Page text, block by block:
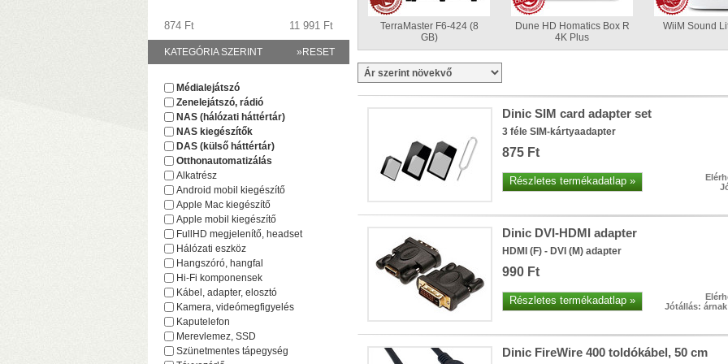
A TerraMaster-nél immár ez a minimum!
F2-425 és F4-425 NAS-szerverek: • Intel processzor
• 2,5 Gbit-es ethernet (+ SMB dual
Plusz teljesítmény komolyabb feladatokhoz!
F2-425 Plus és F4-425 Plus: • Intel processzor (hardveres
(tárhely és/vagy cache)
TerraMaster F6-424 (8
GB)
Dune HD Homatics Box R
4K Plus
WiiM Sound
Dinic SIM card adapter set
3 féle SIM-kártyaadapter
875 Ft
Részletes termékadatlap »
Dinic DVI-HDMI adapter
HDMI (F) - DVI (M) adapter
990 Ft
Részletes termékadatlap »
Jótállás:
Dinic FireWire 400 toldókábel, 50 cm
874 Ft 11 991 Ft
»RESET
KATEGÓRIA SZERINT
Médialejátszó
Zenelejátszó, rádió
NAS (hálózati háttértár)
NAS kiegészítők
DAS (külső háttértár)
Otthonautomatizálás
Alkatrész
Android mobil kiegészítő
Apple Mac kiegészítő
Apple mobil kiegészítő
FullHD megjelenítő, headset
Hálózati eszköz
Hangszóró, hangfal
Hi-Fi komponensek
Kábel, adapter, elosztó
Kamera, videómegfigyelés
Kaputelefon
Merevlemez, SSD
Szünetmentes tápegység